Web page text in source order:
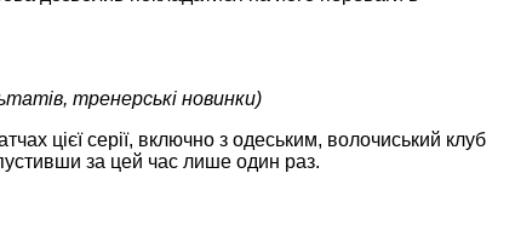
тренерські новинки)
цієї серії, включно з одеським, волочиський клуб
за цей час лише один раз.